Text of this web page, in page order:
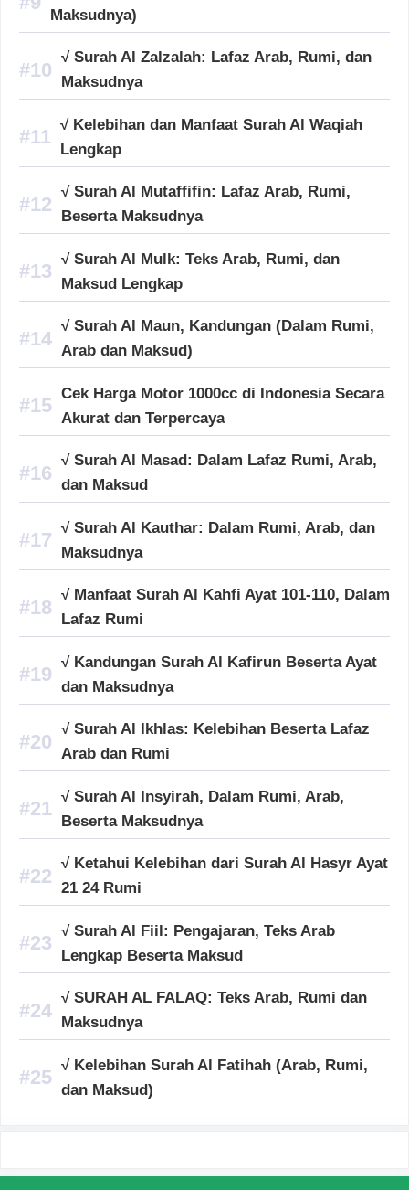
Maksudnya)
√ Surah Al Zalzalah: Lafaz Arab, Rumi, dan
Maksudnya
√ Kelebihan dan Manfaat Surah Al Waqiah
Lengkap
√ Surah Al Mutaffifin: Lafaz Arab, Rumi,
Beserta Maksudnya
√ Surah Al Mulk: Teks Arab, Rumi, dan
Maksud Lengkap
√ Surah Al Maun, Kandungan (Dalam Rumi,
Arab dan Maksud)
Cek Harga Motor 1000cc di Indonesia Secara
Akurat dan Terpercaya
√ Surah Al Masad: Dalam Lafaz Rumi, Arab,
dan Maksud
√ Surah Al Kauthar: Dalam Rumi, Arab, dan
Maksudnya
√ Manfaat Surah Al Kahfi Ayat 101-110, Dalam
Lafaz Rumi
√ Kandungan Surah Al Kafirun Beserta Ayat
dan Maksudnya
√ Surah Al Ikhlas: Kelebihan Beserta Lafaz
Arab dan Rumi
√ Surah Al Insyirah, Dalam Rumi, Arab,
Beserta Maksudnya
√ Ketahui Kelebihan dari Surah Al Hasyr Ayat
21 24 Rumi
√ Surah Al Fiil: Pengajaran, Teks Arab
Lengkap Beserta Maksud
√ SURAH AL FALAQ: Teks Arab, Rumi dan
Maksudnya
√ Kelebihan Surah Al Fatihah (Arab, Rumi,
dan Maksud)